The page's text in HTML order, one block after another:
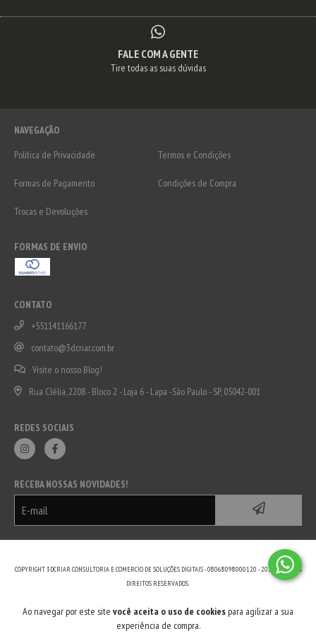
Ao navegar por este site você aceita o uso de cookiespara agilizar a sua
experiência de compra.
FALE COM A GENTE
Tire todas as suas dúvidas
NAVEGAÇÃO
Política de Privacidade
Termos e Condições
Formas de Pagamento Condições de Compra
Trocas e Devoluções
FORMAS DE ENVIO
CONTATO
+551141166177
contato@3dcriar.com.br
Visite o nosso Blog!
Rua Clélia, 2208 - Bloco 2 - Loja 6 - Lapa -São Paulo - SP, 05042-001
REDES SOCIAIS
RECEBA NOSSAS NOVIDADES!
COPYRIGHT 3DCRIAR CONSULTORIA E COMERCIO DE SOLUÇÕES DIGITAIS - 08068098000120 - 2026. TODOS OS
DIREITOS RESERVADOS.